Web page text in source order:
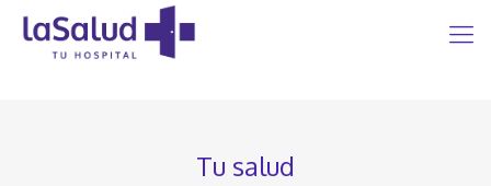
Tu salud